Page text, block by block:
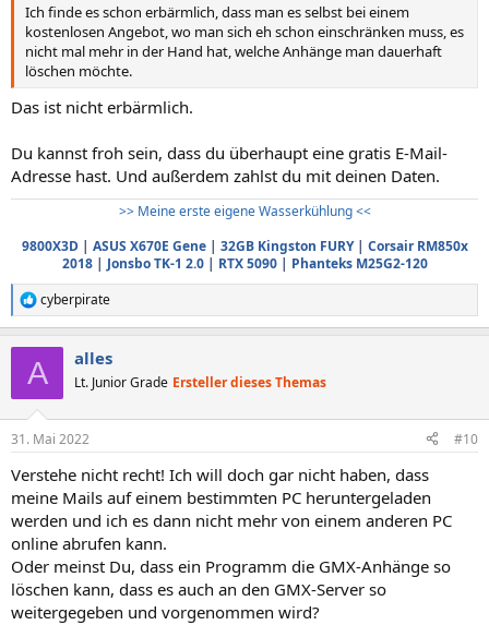
Ich finde es schon erbärmlich, dass man es selbst bei einem
kostenlosen Angebot, wo man sich eh schon einschränken muss, es
nicht mal mehr in der Hand hat, welche Anhänge man dauerhaft
löschen möchte.
Das ist nicht erbärmlich.
Du kannst froh sein, dass du überhaupt eine gratis E-Mail-
Adresse hast. Und außerdem zahlst du mit deinen Daten.
>> Meine erste eigene Wasserkühlung <<
9800X3D| ASUS X670E Gene| 32GB Kingston FURY| Corsair RM850x
2018| Jonsbo TK-1 2.0| RTX 5090| Phanteks M25G2-120
R
e
e
:
cyberpirate
A alles
Lt. Junior Grade Ersteller dieses Themas
31. Mai 2022 #10
Verstehe nicht recht! Ich will doch gar nicht haben, dass
meine Mails auf einem bestimmten PC heruntergeladen
werden und ich es dann nicht mehr von einem anderen PC
online abrufen kann.
Oder meinst Du, dass ein Programm die GMX-Anhänge so
löschen kann, dass es auch an den GMX-Server so
weitergegeben und vorgenommen wird?